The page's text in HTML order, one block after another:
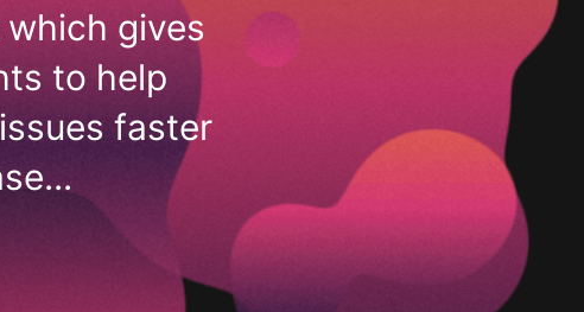
gives
to help
faster